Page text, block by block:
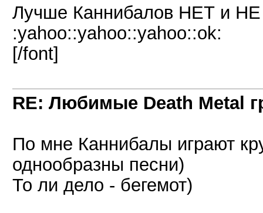
Лучше Каннибалов НЕТ и
:yahoo::yahoo::yahoo::ok:
[/font]
RE: Любимые Death Metal
По мне Каннибалы играют
однообразны песни)
То ли дело - бегемот)